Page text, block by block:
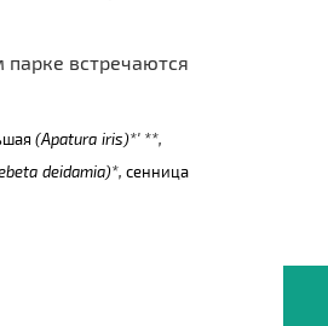
встречаются
(Apatura iris)*' **,
deidamia)*, сенница